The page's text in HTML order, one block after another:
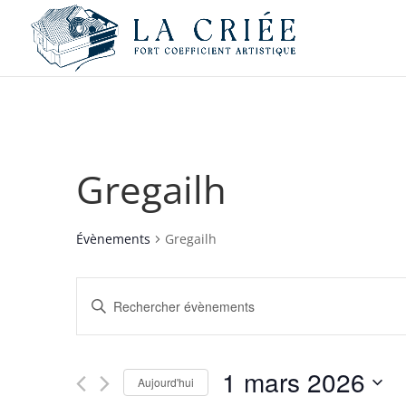
Gregailh
Évènements Gregailh
Recherche
et
navigation
vues
Saisir
clé.
ÉvènementsAujourd'hui 1 mars 2026